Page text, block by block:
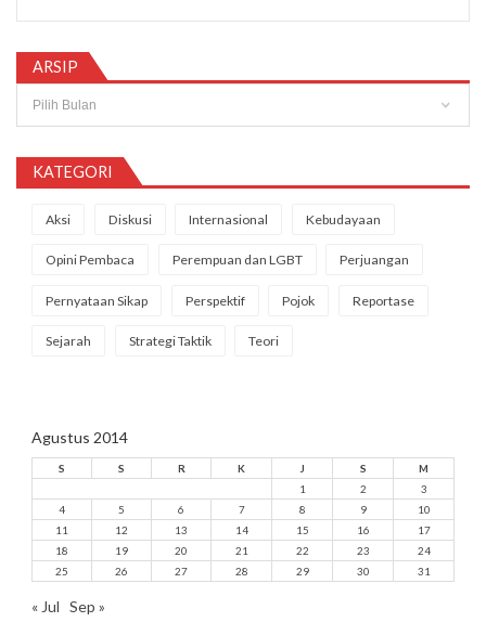
ARSIP
KATEGORI
Aksi Diskusi Internasional Kebudayaan
Opini Pembaca Perempuan dan LGBT Perjuangan
Pernyataan Sikap Perspektif Pojok Reportase
Sejarah Strategi Taktik Teori
Agustus 2014
S S R K J S
M
1
2
3
4
5 6 7 8 9
10
11
12 13 14 15 16
17
18
19 20 21 22 23
24
25
26 27 28 29 30 31
« Jul Sep »